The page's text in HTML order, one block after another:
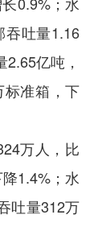
吞吐量1.16
亿吨，
标准箱，下
万人，比
1.4%；水
吐量312万